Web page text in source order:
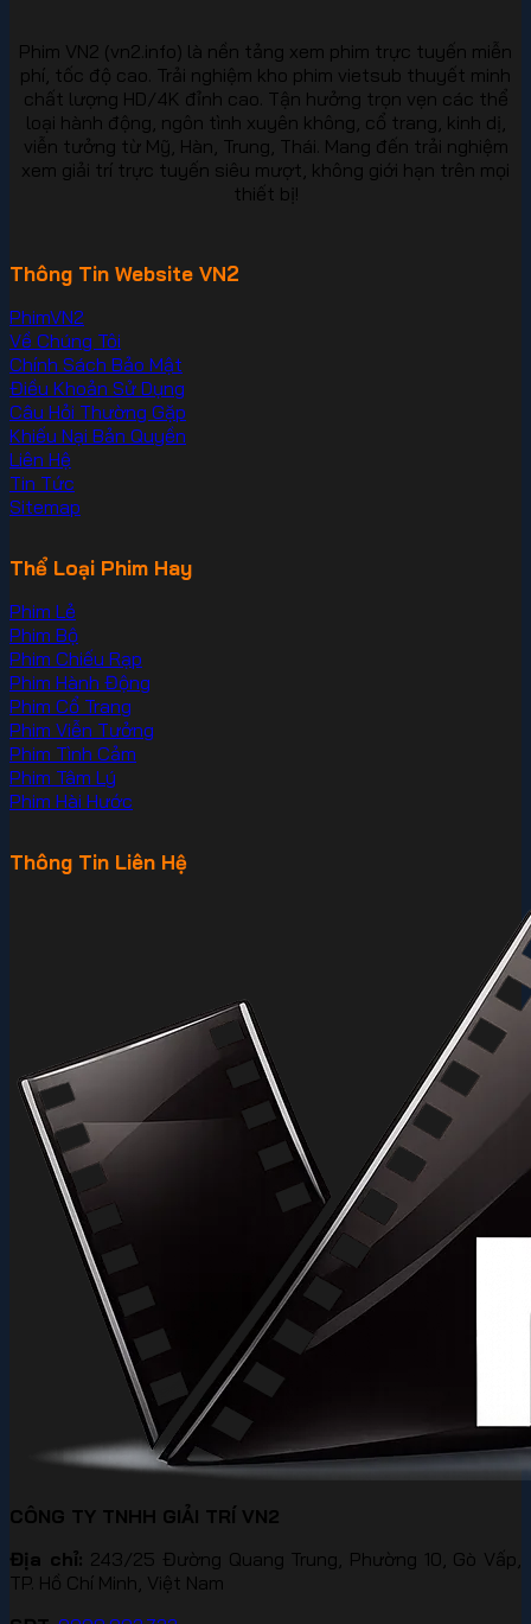
Phim VN2 (vn2.info) là nền tảng xem phim trực tuyến miễn
phí, tốc độ cao. Trải nghiệm kho phim vietsub thuyết minh
chất lượng HD/4K đỉnh cao. Tận hưởng trọn vẹn các thể
loại hành động, ngôn tình xuyên không, cổ trang, kinh dị,
viễn tưởng từ Mỹ, Hàn, Trung, Thái. Mang đến trải nghiệm
xem giải trí trực tuyến siêu mượt, không giới hạn trên mọi
thiết bị!
Thông Tin Website VN2
PhimVN2
Về Chúng Tôi
Chính Sách Bảo Mật
Điều Khoản Sử Dụng
Câu Hỏi Thường Gặp
Khiếu Nại Bản Quyền
Liên Hệ
Tin Tức
Sitemap
Thể Loại Phim Hay
Phim Lẻ
Phim Bộ
Phim Chiếu Rạp
Phim Hành Động
Phim Cổ Trang
Phim Viễn Tưởng
Phim Tình Cảm
Phim Tâm Lý
Phim Hài Hước
Thông Tin Liên Hệ
CÔNG TY TNHH GIẢI TRÍ VN2
Địa chỉ: 243/25 Đường Quang Trung, Phường 10, Gò Vấp,
TP. Hồ Chí Minh, Việt Nam